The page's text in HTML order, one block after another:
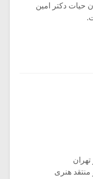
۱۶ آبان ۱۳۸۵ و زمان حیات دکتر امین
هنری